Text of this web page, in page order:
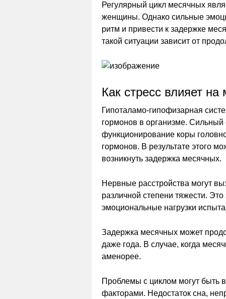
Регулярный цикл месячных
женщины. Однако сильные
ритм и привести к задержке
такой ситуации зависит от
Как стресс влияет
Гипоталамо-гипофизарная
гормонов в организме. Сильный
функционирование коры
гормонов. В результате этого
возникнуть задержка месячных.
Нервные расстройства могут
различной степени тяжести. Это
эмоциональные нагрузки
Задержка месячных может
даже года. В случае, когда
аменорее.
Проблемы с циклом могут быть
факторами. Недостаток сна,